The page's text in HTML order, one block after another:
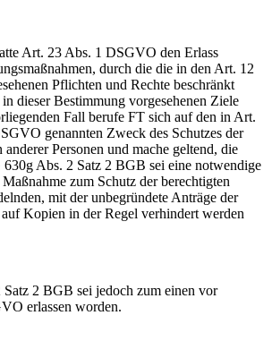
Art. 23 Abs. 1 DSGVO den Erlass
durch die die in den Art. 12
Pflichten und Rechte beschränkt
dieser Bestimmung vorgesehenen Ziele
Fall berufe FT sich auf den in Art.
genannten Zweck des Schutzes der
Personen und mache geltend, die
630g Abs. 2 Satz 2 BGB sei eine notwendige
zum Schutz der berechtigten
mit der unbegründete Anträge der
Kopien in der Regel verhindert werden
2 BGB sei jedoch zum einen vor
erlassen worden.